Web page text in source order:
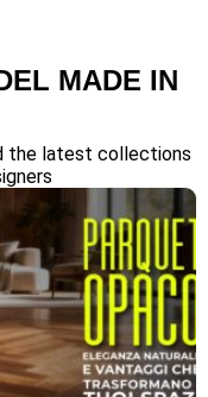
MADE IN
the latest collections